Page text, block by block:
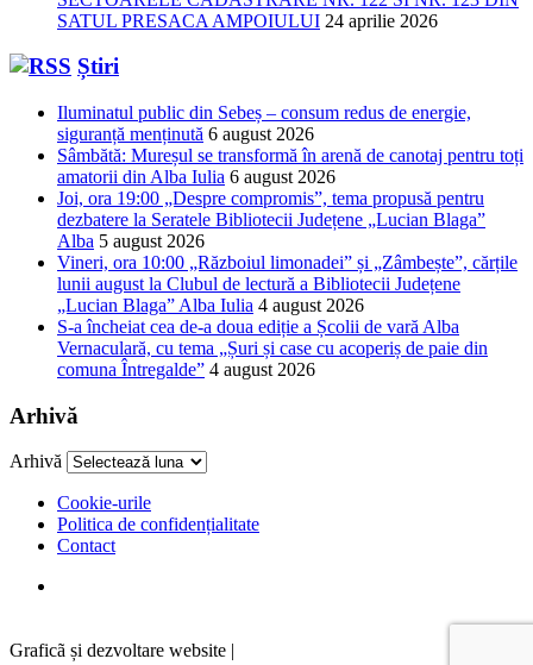
SATUL PRESACA AMPOIULUI 24 aprilie 2026
Știri
Iluminatul public din Sebeș – consum redus de energie,
siguranță menținută 6 august 2026
Sâmbătă: Mureșul se transformă în arenă de canotaj pentru toți
amatorii din Alba Iulia 6 august 2026
Joi, ora 19:00 „Despre compromis”, tema propusă pentru
dezbatere la Seratele Bibliotecii Județene „Lucian Blaga”
Alba 5 august 2026
Vineri, ora 10:00 „Războiul limonadei” și „Zâmbește”, cărțile
lunii august la Clubul de lectură a Bibliotecii Județene
„Lucian Blaga” Alba Iulia 4 august 2026
S-a încheiat cea de-a doua ediție a Școlii de vară Alba
Vernaculară, cu tema „Șuri și case cu acoperiș de paie din
comuna Întregalde” 4 august 2026
Arhivă
Arhivă
Cookie-urile
Politica de confidențialitate
Contact
Graficã și dezvoltare website |